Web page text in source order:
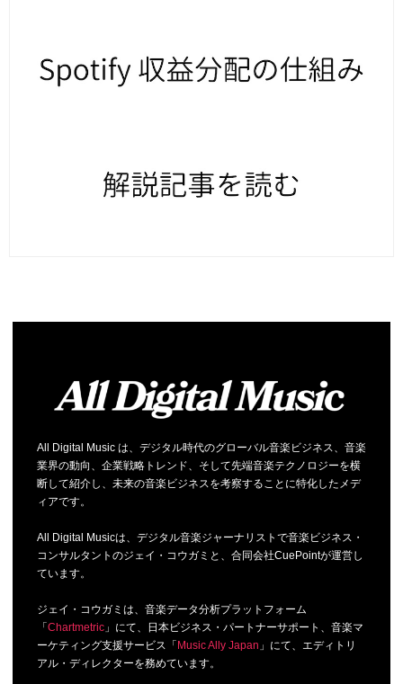
All Digital Music は、デジタル時代のグローバル音楽ビジネス、音楽
業界の動向、企業戦略トレンド、そして先端音楽テクノロジーを横
断して紹介し、未来の音楽ビジネスを考察することに特化したメデ
ィアです。
All Digital Musicは、デジタル音楽ジャーナリストで音楽ビジネス・
コンサルタントのジェイ・コウガミと、合同会社CuePointが運営し
ています。
ジェイ・コウガミは、音楽データ分析プラットフォーム
「 Chartmetric」にて、日本ビジネス・パートナーサポート、音楽マ
ーケティング支援サービス「 Music Ally Japan 」にて、エディトリ
アル・ディレクターを務めています。